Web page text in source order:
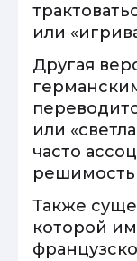
или
Другая
или
часто
Также
которой